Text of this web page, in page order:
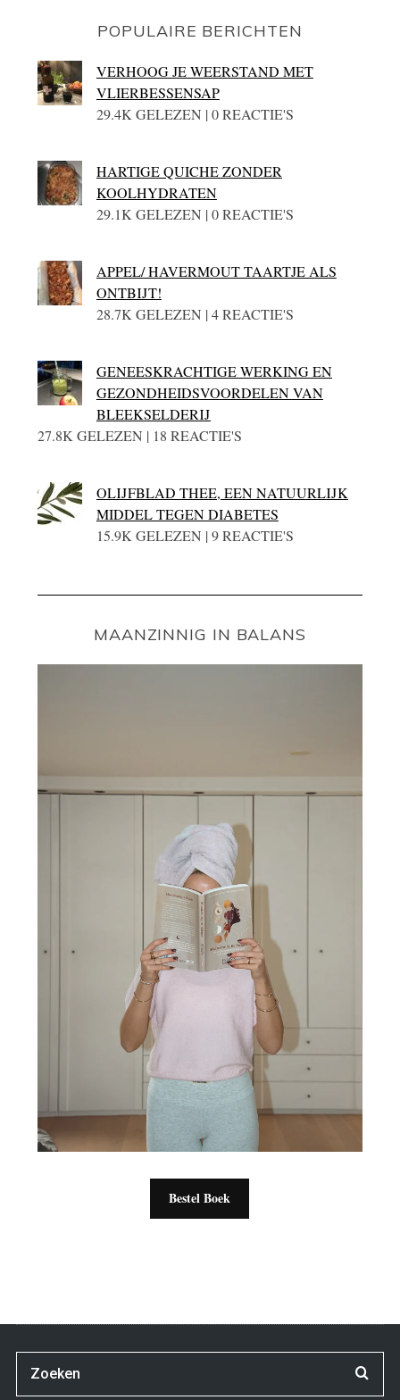
POPULAIRE BERICHTEN
VERHOOG JE WEERSTAND MET
VLIERBESSENSAP
29.4K GELEZEN | 0 REACTIE'S
HARTIGE QUICHE ZONDER
KOOLHYDRATEN
29.1K GELEZEN | 0 REACTIE'S
APPEL/ HAVERMOUT TAARTJE ALS
ONTBIJT!
28.7K GELEZEN | 4 REACTIE'S
GENEESKRACHTIGE WERKING EN
GEZONDHEIDSVOORDELEN VAN
BLEEKSELDERIJ
27.8K GELEZEN | 18 REACTIE'S
OLIJFBLAD THEE, EEN NATUURLIJK
MIDDEL TEGEN DIABETES
15.9K GELEZEN | 9 REACTIE'S
MAANZINNIG IN BALANS
Bestel Boek